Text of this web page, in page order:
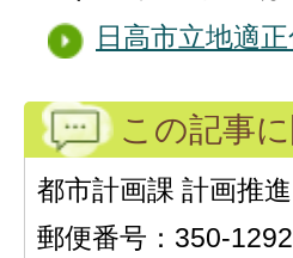
日高市立地適
この記事
都市計画課 計画推
郵便番号：350-